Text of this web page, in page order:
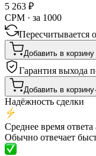
5 263 ₽
CPM · за 1000
Пересчитывается
Добавить в корзину
Гарантия выхода
Добавить в корзину·
Надёжность сделки
Среднее время
Обычно отвечает